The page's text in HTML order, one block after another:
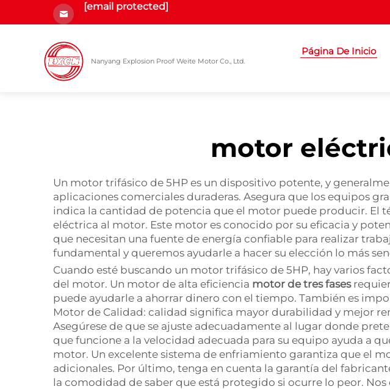
[email protected]
Nanyang Explosion Proof Weite Motor Co., Ltd.
Página De Inicio
motor
Un motor trifásico de 5HP es un dispositivo potente, y
aplicaciones comerciales duraderas. Asegura que los equipos
indica la cantidad de potencia que el motor puede producir. El
eléctrica al motor. Este motor es conocido por su eficacia y
que necesitan una fuente de energía confiable para realizar
fundamental y queremos ayudarle a hacer su elección lo más
Cuando esté buscando un motor trifásico de 5HP, hay varios
del motor. Un motor de alta eficiencia motor de tres fases
puede ayudarle a ahorrar dinero con el tiempo. También es
Motor de Calidad: calidad significa mayor durabilidad y mejor
Asegúrese de que se ajuste adecuadamente al lugar donde
que funcione a la velocidad adecuada para su equipo ayuda a
motor. Un excelente sistema de enfriamiento garantiza que el
adicionales. Por último, tenga en cuenta la garantía del
la comodidad de saber que está protegido si ocurre lo peor.